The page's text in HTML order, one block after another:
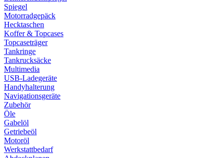
Spiegel
Motorradgepäck
Hecktaschen
Koffer & Topcases
Topcaseträger
Tankringe
Tankrucksäcke
Multimedia
USB-Ladegeräte
Handyhalterung
Navigationsgeräte
Zubehör
Öle
Gabelöl
Getriebeöl
Motoröl
Werkstattbedarf